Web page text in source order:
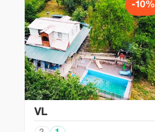
-10%
VL